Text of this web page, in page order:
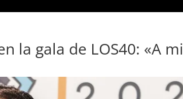
la gala de LOS40: «A mi